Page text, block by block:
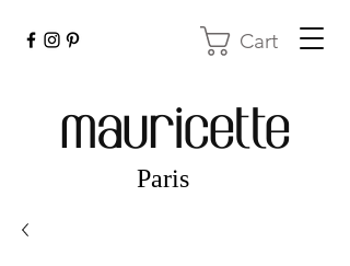
Cart
mauricette
Paris